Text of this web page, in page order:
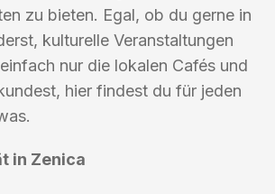
zu bieten. Egal, ob du gerne in
kulturelle Veranstaltungen
nur die lokalen Cafés und
hier findest du für jeden
in Zenica